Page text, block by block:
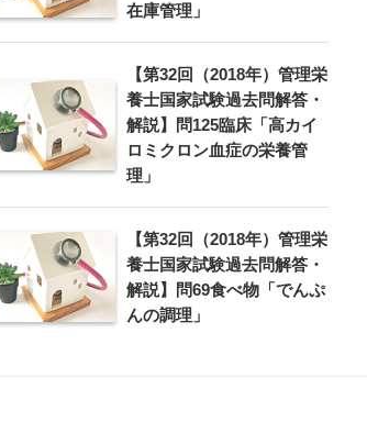
在庫管理」
【第32回（2018年）管理栄
養士国家試験過去問解答・
解説】問125臨床「高カイ
ロミクロン血症の栄養管
理」
【第32回（2018年）管理栄
養士国家試験過去問解答・
解説】問69食べ物「でんぷ
んの調理」